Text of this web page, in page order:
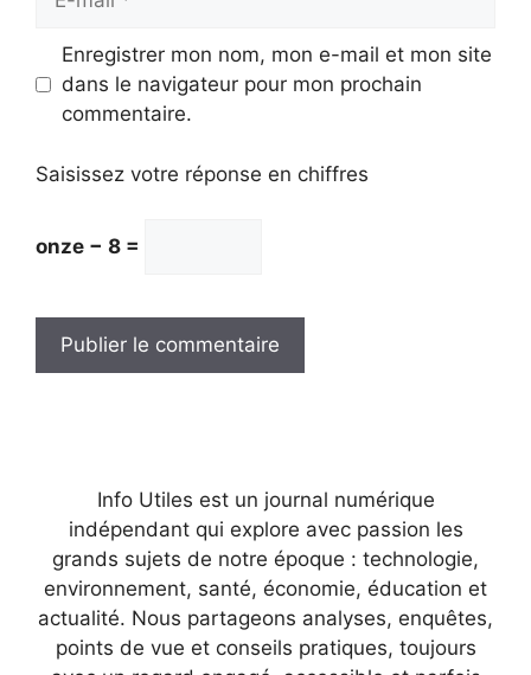
Enregistrer mon nom, mon e-mail et mon site
dans le navigateur pour mon prochain
commentaire.
Saisissez votre réponse en chiffres
onze − 8 =
Info Utiles est un journal numérique
indépendant qui explore avec passion les
grands sujets de notre époque : technologie,
environnement, santé, économie, éducation et
actualité. Nous partageons analyses, enquêtes,
points de vue et conseils pratiques, toujours